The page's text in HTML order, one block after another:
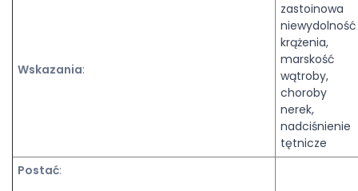
Wskazania:
zastoinowa
niewydolność
krążenia,
marskość
wątroby,
choroby
nerek,
nadciśnienie
tętnicze
Postać: